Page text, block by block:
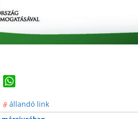
a
a
állandó link